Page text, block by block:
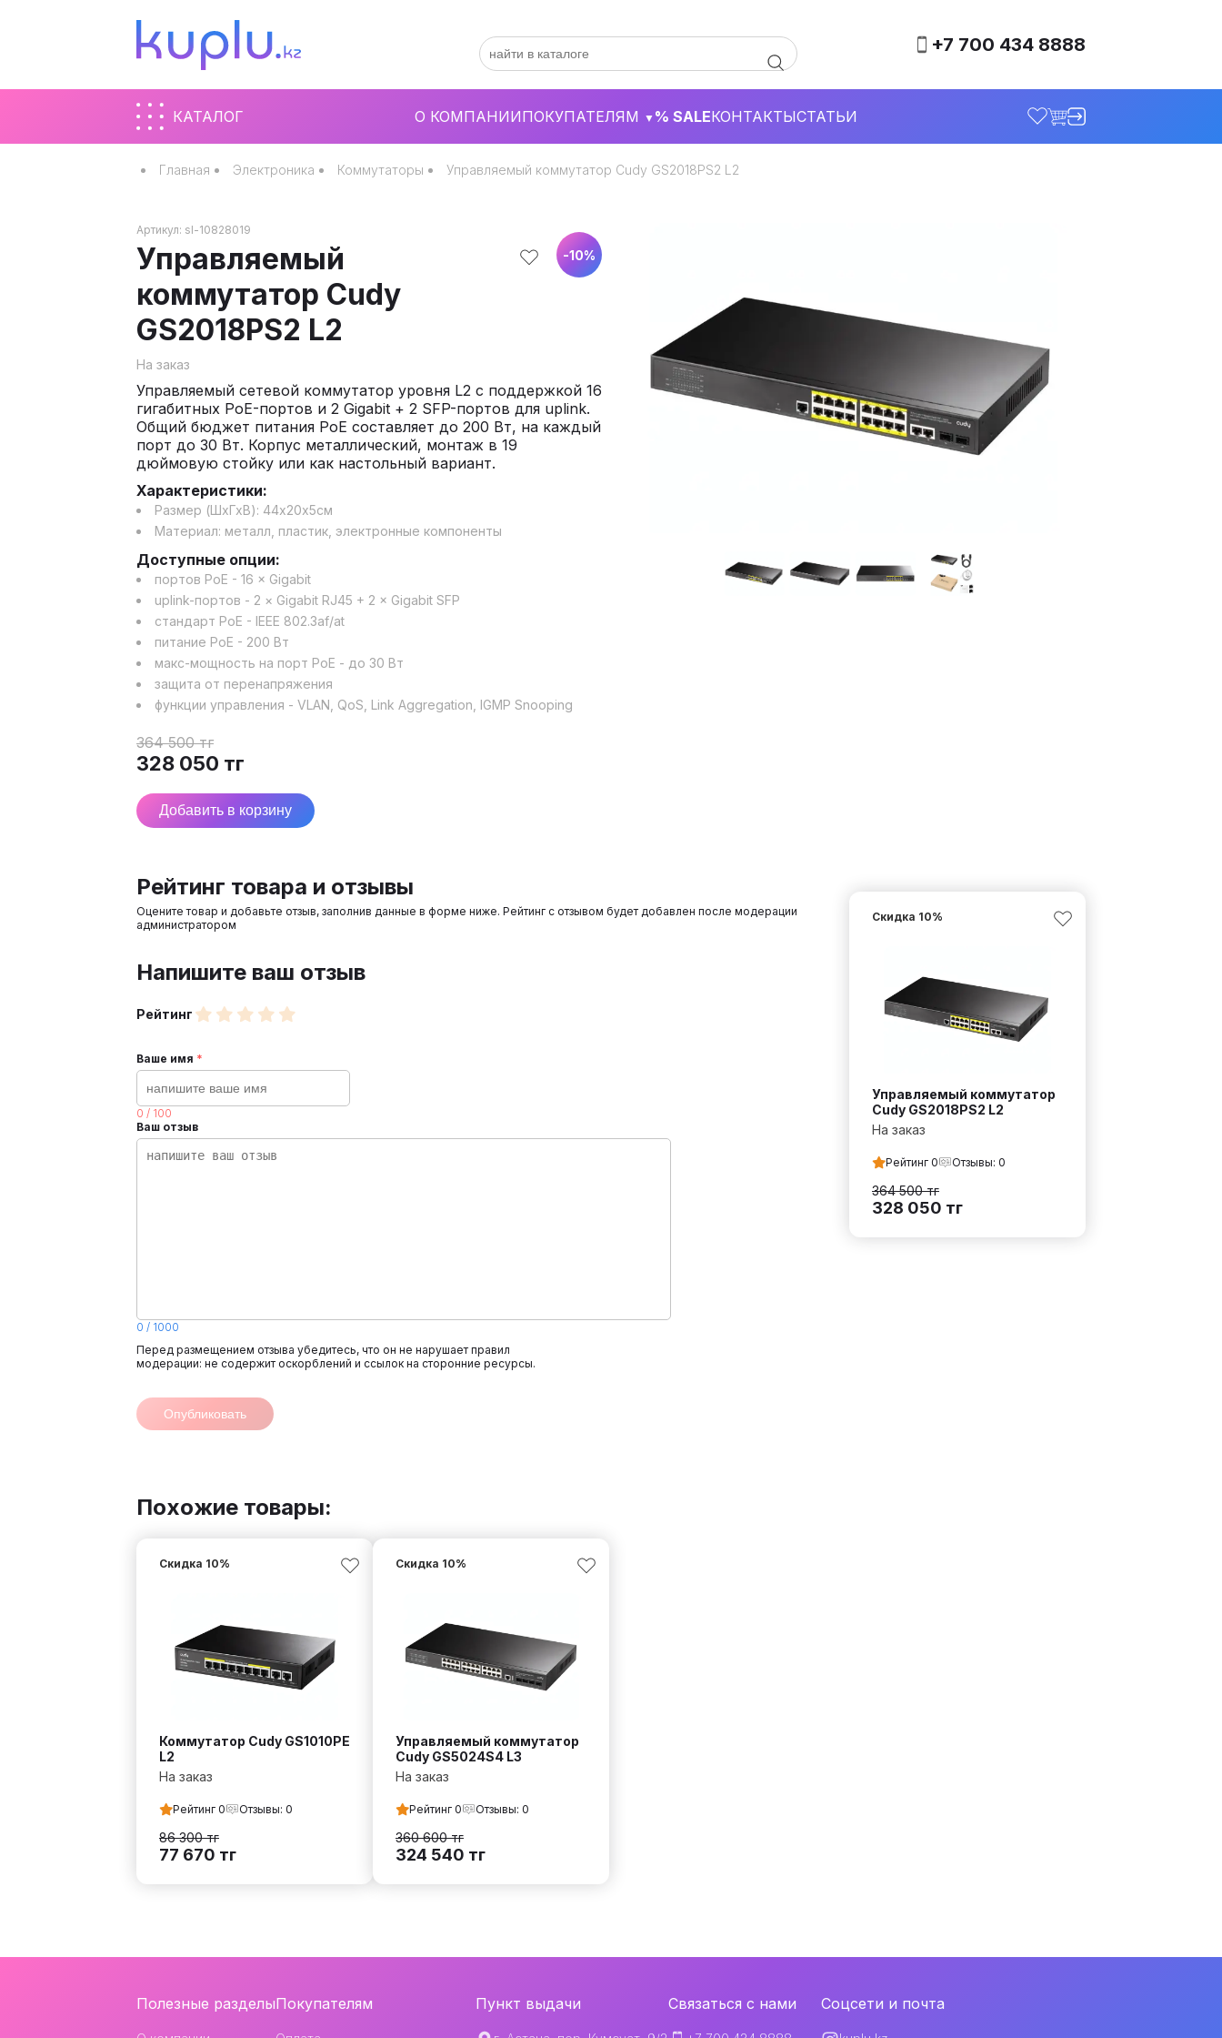
+7 700 434 8888
КАТАЛОГ О КОМПАНИИПОКУПАТЕЛЯМ ▼ % SALEКОНТАКТЫСТАТЬИ
Главная Электроника Коммутаторы Управляемый коммутатор Cudy GS2018PS2 L2
Управляемый
коммутатор Cudy
GS2018PS2 L2
На заказ
Управляемый сетевой коммутатор уровня L2 с поддержкой 16
гигабитных PoE-портов и 2 Gigabit + 2 SFP-портов для uplink.
Общий бюджет питания PoE составляет до 200 Вт, на каждый
порт до 30 Вт. Корпус металлический, монтаж в 19
дюймовую стойку или как настольный вариант.
-10%
Характеристики:
Размер (ШхГхВ): 44х20х5см
Материал: металл, пластик, электронные компоненты
Доступные опции:
портов PoE - 16 × Gigabit
uplink-портов - 2 × Gigabit RJ45 + 2 × Gigabit SFP
стандарт PoE - IEEE 802.3af/at
питание PoE - 200 Вт
макс-мощность на порт PoE - до 30 Вт
защита от перенапряжения
функции управления - VLAN, QoS, Link Aggregation, IGMP Snooping
364 500тг
328 050 тг
Добавить в корзину
Артикул: sl-10828019
Рейтинг товара и отзывы
Оцените товар и добавьте отзыв, заполнив данные в форме ниже. Рейтинг с отзывом будет добавлен после модерации
администратором
Напишите ваш отзыв
Рейтинг
Ваше имя *
0 / 100
Ваш отзыв
0 / 1000
Перед размещением отзыва убедитесь, что он не нарушает правил
модерации: не содержит оскорблений и ссылок на сторонние ресурсы.
Опубликовать
Управляемый коммутатор
Cudy GS2018PS2 L2
Скидка 10%
На заказ
Рейтинг 0 Отзывы: 0
364 500тг
328 050 тг
Похожие товары:
Коммутатор Cudy GS1010PE
L2
Скидка 10%
На заказ
Рейтинг 0 Отзывы: 0
86 300тг
77 670 тг
Управляемый коммутатор
Cudy GS5024S4 L3
Скидка 10%
На заказ
Рейтинг 0 Отзывы: 0
360 600тг
324 540 тг
Навигация
Полезные разделыПокупателям Пункт выдачи Связаться с нами Соцсети и почта